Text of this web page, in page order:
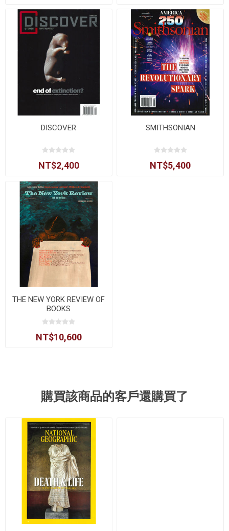
DISCOVER
NT$2,400
SMITHSONIAN
NT$5,400
THE NEW YORK REVIEW OF
BOOKS
NT$10,600
購買該商品的客戶還購買了